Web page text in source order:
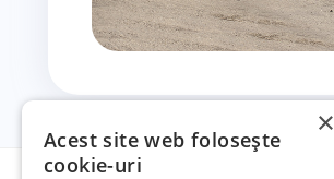
×
Acest site web folosește
cookie-uri